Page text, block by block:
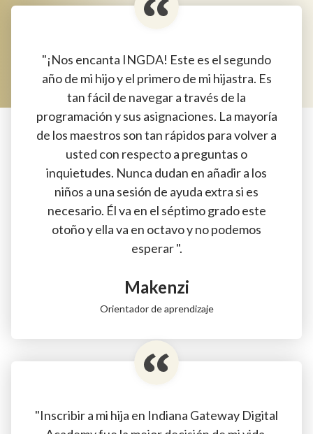
"¡Nos encanta INGDA! Este es el segundo
año de mi hijo y el primero de mi hijastra. Es
tan fácil de navegar a través de la
programación y sus asignaciones. La mayoría
de los maestros son tan rápidos para volver a
usted con respecto a preguntas o
inquietudes. Nunca dudan en añadir a los
niños a una sesión de ayuda extra si es
necesario. Él va en el séptimo grado este
otoño y ella va en octavo y no podemos
esperar ".
Makenzi
Orientador de aprendizaje
"Inscribir a mi hija en Indiana Gateway Digital